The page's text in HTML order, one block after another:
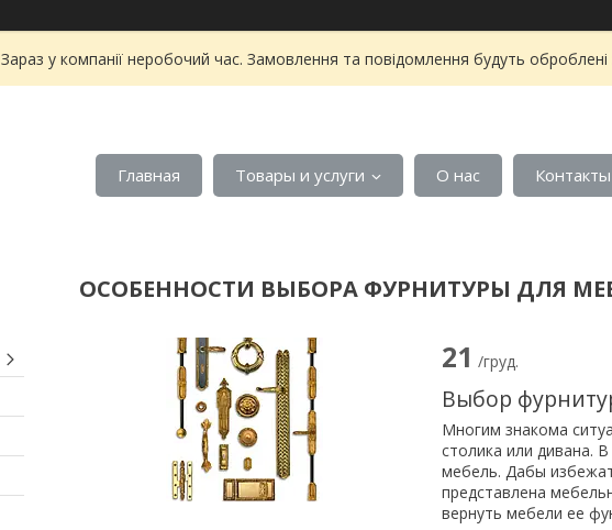
Зараз у компанії неробочий час. Замовлення та повідомлення будуть
Главная Товары и услуги О нас Контакты
ОСОБЕННОСТИ ВЫБОРА ФУРНИТУРЫ ДЛЯ
21 /груд.
Выбор
Многим знакома
столика или дивана.
мебель. Дабы
представлена
вернуть мебели ее